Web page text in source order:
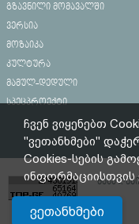
გზავნილი მომავალში
ვერსია
მოზაიკა
კულტურა
მამულ-დედული
სპეცპროექტი
ჩვენ ვიყენებთ
"ვეთანხმები"
Cookies-სების
ინფორმაციისთვის
ვეთანხმები